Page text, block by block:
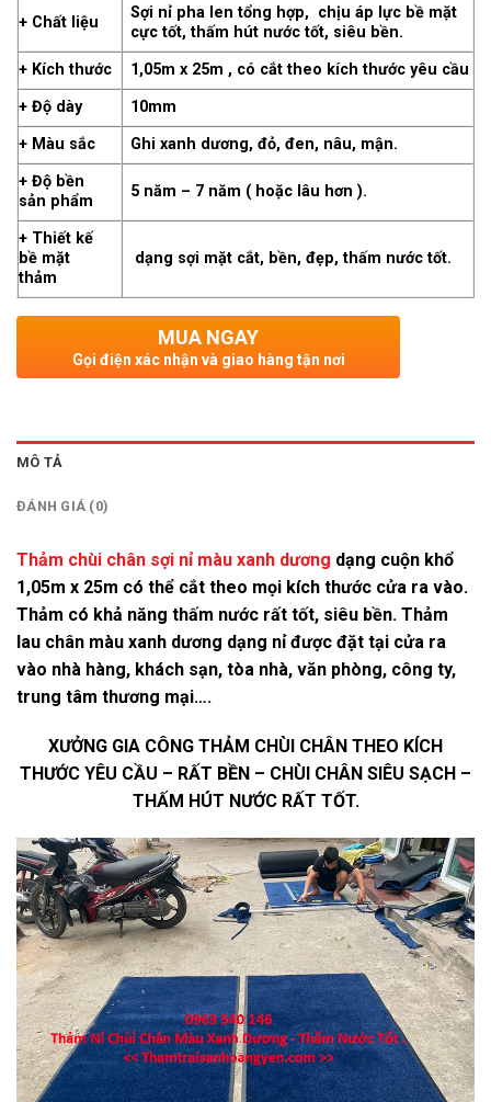
+ Chất liệu
Sợi nỉ pha len tổng hợp, chịu áp lực bề mặt
cực tốt, thấm hút nước tốt, siêu bền.
+ Kích thước
1,05m x 25m , có cắt theo kích thước yêu cầu
+ Độ dày
10mm
+ Màu sắc
Ghi xanh dương, đỏ, đen, nâu, mận.
+ Độ bền
sản phẩm
5 năm – 7 năm ( hoặc lâu hơn ).
+ Thiết kế
bề mặt
thảm
dạng sợi mặt cắt, bền, đẹp, thấm nước tốt.
MUA NGAY
Gọi điện xác nhận và giao hàng tận nơi
MÔ TẢ
ĐÁNH GIÁ (0)
Thảm chùi chân sợi nỉ màu xanh dương dạng cuộn khổ
1,05m x 25m có thể cắt theo mọi kích thước cửa ra vào.
Thảm có khả năng thấm nước rất tốt, siêu bền. Thảm
lau chân màu xanh dương dạng nỉ được đặt tại cửa ra
vào nhà hàng, khách sạn, tòa nhà, văn phòng, công ty,
trung tâm thương mại….
XƯỞNG GIA CÔNG THẢM CHÙI CHÂN THEO KÍCH
THƯỚC YÊU CẦU – RẤT BỀN – CHÙI CHÂN SIÊU SẠCH –
THẤM HÚT NƯỚC RẤT TỐT.